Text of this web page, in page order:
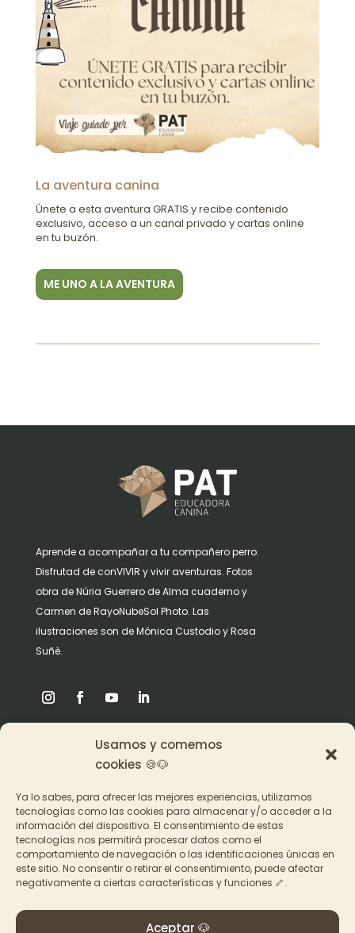
Usamos y comemos
cookies 🍪🐶
Ya lo sabes, para ofrecer las mejores experiencias, utilizamos
tecnologías como las cookies para almacenar y/o acceder a la
información del dispositivo. El consentimiento de estas
tecnologías nos permitirá procesar datos como el
comportamiento de navegación o las identificaciones únicas en
este sitio. No consentir o retirar el consentimiento, puede afectar
negativamente a ciertas características y funciones 🦴.
Aceptar 🐶
La aventura canina
Únete a esta aventura GRATIS y recibe contenido
exclusivo, acceso a un canal privado y cartas online
en tu buzón.
ME UNO A LA AVENTURA
Aprende a acompañar a tu compañero perro.
Disfrutad de conVIVIR y vivir aventuras. Fotos
obra de Núria Guerrero de Alma cuaderno y
Carmen de RayoNubeSol Photo. Las
ilustraciones son de Mónica Custodio y Rosa
Suñè.
Acceder a los cursos
Contacto